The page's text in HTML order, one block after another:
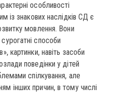
особливості
із знакових наслідків СД є
мовлення. Вони
способи
картинки, навіть засоби
поведінки у дітей
спілкування, але
інших причин, в тому числі